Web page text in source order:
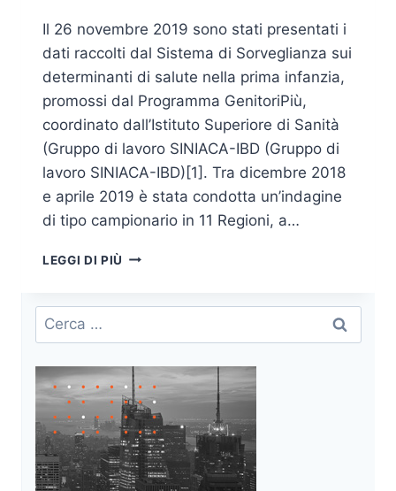
Il 26 novembre 2019 sono stati presentati i
dati raccolti dal Sistema di Sorveglianza sui
determinanti di salute nella prima infanzia,
promossi dal Programma GenitoriPiù,
coordinato dall’Istituto Superiore di Sanità
(Gruppo di lavoro SINIACA-IBD (Gruppo di
lavoro SINIACA-IBD)[1]. Tra dicembre 2018
e aprile 2019 è stata condotta un’indagine
di tipo campionario in 11 Regioni, a…
LEGGI DI PIÙ GLI
IN
FASCIA
DI
ETÀ
SOTTOVALUTATA:
0-
2
ANNI
Ricerca
per: